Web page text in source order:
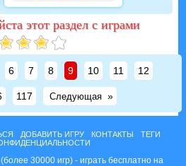
этот раздел с играми
6 7 8 9 10 11 12
117 Следующая »
ДОБАВИТЬ ИГРУ КОНТАКТЫ
ТЕГИ
30000 игр) - играть бесплатно на